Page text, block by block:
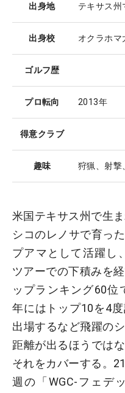
出身地 テキサス州
出身校 オクラホマ
ゴルフ歴
プロ転向 2013年
得意クラブ
趣味 狩猟、射撃
米国テキサス州で生
シコのレノサで育っ
プアマとして活躍し
ツアーでの下積みを
ップランキング60位
年にはトップ10を4
出場するなど飛躍の
距離が出るほうでは
それをカバーする。
週の「WGC-フェデ